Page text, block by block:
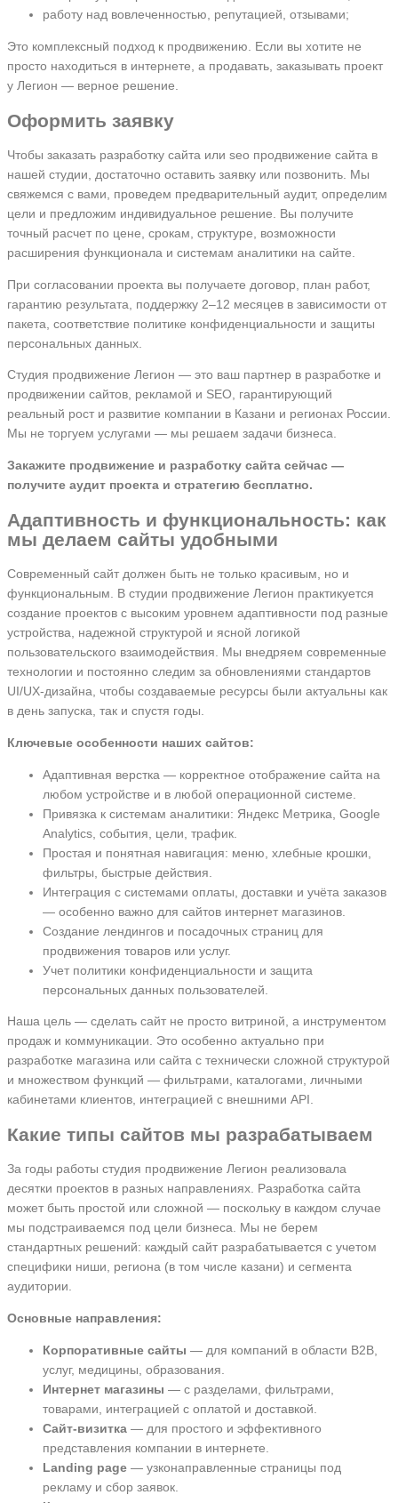
работу над вовлеченностью, репутацией, отзывами;
Это комплексный подход к продвижению. Если вы хотите не
просто находиться в интернете, а продавать, заказывать проект
у Легион — верное решение.
Оформить заявку
Чтобы заказать разработку сайта или seo продвижение сайта в
нашей студии, достаточно оставить заявку или позвонить. Мы
свяжемся с вами, проведем предварительный аудит, определим
цели и предложим индивидуальное решение. Вы получите
точный расчет по цене, срокам, структуре, возможности
расширения функционала и системам аналитики на сайте.
При согласовании проекта вы получаете договор, план работ,
гарантию результата, поддержку 2–12 месяцев в зависимости от
пакета, соответствие политике конфиденциальности и защиты
персональных данных.
Студия продвижение Легион — это ваш партнер в разработке и
продвижении сайтов, рекламой и SEO, гарантирующий
реальный рост и развитие компании в Казани и регионах России.
Мы не торгуем услугами — мы решаем задачи бизнеса.
Закажите продвижение и разработку сайта сейчас —
получите аудит проекта и стратегию бесплатно.
Адаптивность и функциональность: как
мы делаем сайты удобными
Современный сайт должен быть не только красивым, но и
функциональным. В студии продвижение Легион практикуется
создание проектов с высоким уровнем адаптивности под разные
устройства, надежной структурой и ясной логикой
пользовательского взаимодействия. Мы внедряем современные
технологии и постоянно следим за обновлениями стандартов
UI/UX-дизайна, чтобы создаваемые ресурсы были актуальны как
в день запуска, так и спустя годы.
Ключевые особенности наших сайтов:
Адаптивная верстка — корректное отображение сайта на
любом устройстве и в любой операционной системе.
Привязка к системам аналитики: Яндекс Метрика, Google
Analytics, события, цели, трафик.
Простая и понятная навигация: меню, хлебные крошки,
фильтры, быстрые действия.
Интеграция с системами оплаты, доставки и учёта заказов
— особенно важно для сайтов интернет магазинов.
Создание лендингов и посадочных страниц для
продвижения товаров или услуг.
Учет политики конфиденциальности и защита
персональных данных пользователей.
Наша цель — сделать сайт не просто витриной, а инструментом
продаж и коммуникации. Это особенно актуально при
разработке магазина или сайта с технически сложной структурой
и множеством функций — фильтрами, каталогами, личными
кабинетами клиентов, интеграцией с внешними API.
Какие типы сайтов мы разрабатываем
За годы работы студия продвижение Легион реализовала
десятки проектов в разных направлениях. Разработка сайта
может быть простой или сложной — поскольку в каждом случае
мы подстраиваемся под цели бизнеса. Мы не берем
стандартных решений: каждый сайт разрабатывается с учетом
специфики ниши, региона (в том числе казани) и сегмента
аудитории.
Основные направления:
Корпоративные сайты — для компаний в области B2B,
услуг, медицины, образования.
Интернет магазины — с разделами, фильтрами,
товарами, интеграцией с оплатой и доставкой.
Сайт-визитка — для простого и эффективного
представления компании в интернете.
Landing page — узконаправленные страницы под
рекламу и сбор заявок.